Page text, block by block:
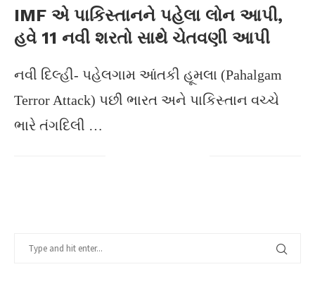
IMF એ પાકિસ્તાનને પહેલા લોન આપી,
હવે 11 નવી શરતો સાથે ચેતવણી આપી
નવી દિલ્હી- પહેલગામ આંતકી હૂમલા (Pahalgam
Terror Attack) પછી ભારત અને પાકિસ્તાન વચ્ચે
ભારે તંગદિલી …